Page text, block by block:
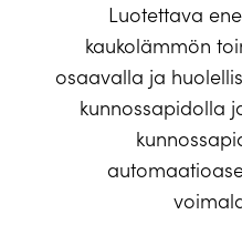
Luotettava
kaukolämmön
osaavalla ja
kunnossapidolla